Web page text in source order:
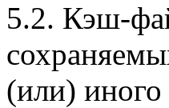
5.2. Кэш-
(или) иного